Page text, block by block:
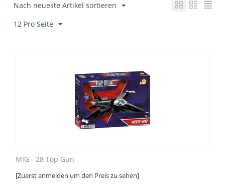
Nach neueste Artikel sortieren
12 Pro Seite
MIG - 28 Top Gun
[Zuerst anmelden um den Preis zu sehen]